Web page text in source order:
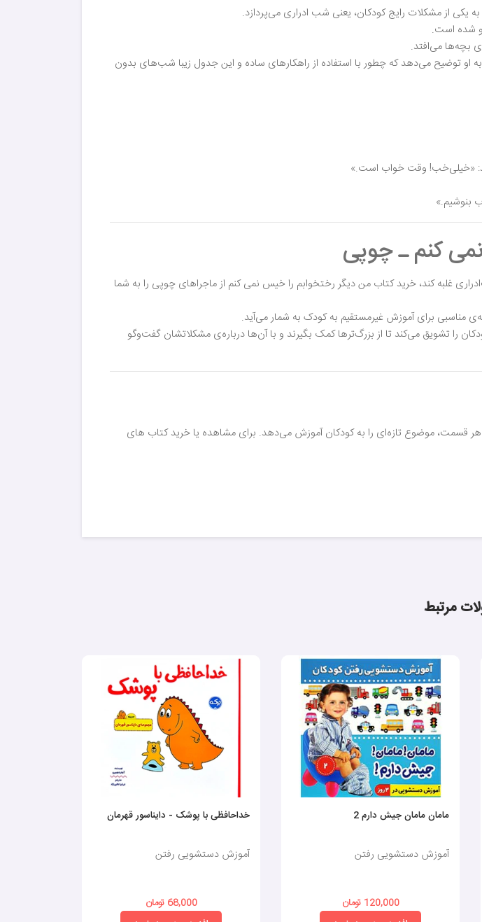
از مشکلات رایج کودکان، یعنی شب ادراری می‌پردازد.
شده است.
بچه‌ها می‌افتد.
می‌دهد که چطور با استفاده از راهکارهای ساده و این جدول زیبا شب‌های بدون
«خیلی‌خب! وقت خواب است.»
بنوشیم.»
کنم ـ چوپی
غلبه کند، خرید کتاب من دیگر رختخوابم را خیس نمی کنم از ماجراهای چوپی را به شما
مناسبی برای آموزش غیرمستقیم به کودک به شمار می‌آید.
را تشویق می‌کند تا از بزرگ‌ترها کمک بگیرند و با آن‌ها درباره‌ی مشکلاتشان گفت‌وگو
موضوع تازه‌ای را به کودکان آموزش می‌دهد. برای مشاهده یا خرید کتاب های
مرتبط
مامان مامان جیش دارم 2
آموزش دستشویی رفتن
120,000 تومان
خداحافظی با پوشک - دایناسور قهرمان
آموزش دستشویی رفتن
68,000 تومان